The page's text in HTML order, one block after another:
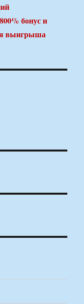
бонус и
выигрыша